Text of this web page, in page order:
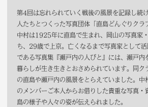
第4回は忘れられていく戦後の風景を記録し続
人たちとつくった写真団体「直島どんぐりクラ
中村は1925年に直島で生まれ、岡山の写真家
ち、29歳で上京。亡くなるまで写真家として
である写真集『瀬戸内の人びと』には、瀬戸内
暮らしが生き生きとおさめられています。同
の直島や瀬戸内の風景をとらえていました。中
のメンバーご本人からお借りした貴重な写真・
島の様子や人々の姿が伝えられました。